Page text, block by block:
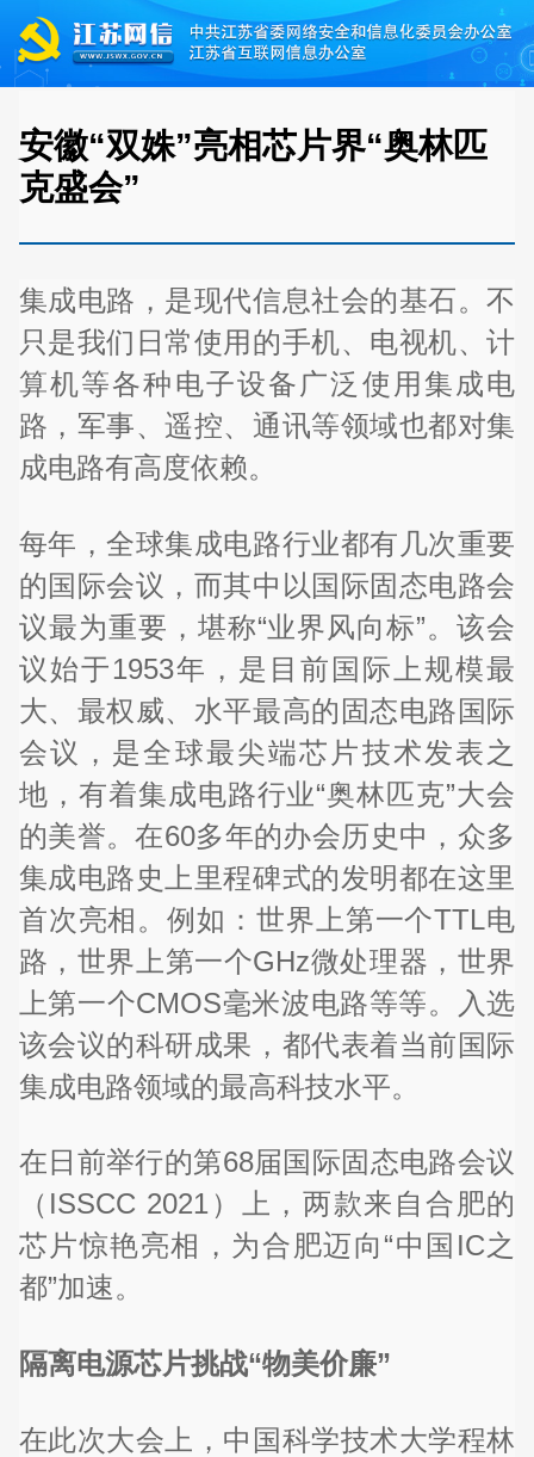
安徽“双姝”亮相芯片界“奥林匹
克盛会”
集成电路，是现代信息社会的基石。不
只是我们日常使用的手机、电视机、计
算机等各种电子设备广泛使用集成电
路，军事、遥控、通讯等领域也都对集
成电路有高度依赖。
每年，全球集成电路行业都有几次重要
的国际会议，而其中以国际固态电路会
议最为重要，堪称“业界风向标”。该会
议始于1953年，是目前国际上规模最
大、最权威、水平最高的固态电路国际
会议，是全球最尖端芯片技术发表之
地，有着集成电路行业“奥林匹克”大会
的美誉。在60多年的办会历史中，众多
集成电路史上里程碑式的发明都在这里
首次亮相。例如：世界上第一个TTL电
路，世界上第一个GHz微处理器，世界
上第一个CMOS毫米波电路等等。入选
该会议的科研成果，都代表着当前国际
集成电路领域的最高科技水平。
在日前举行的第68届国际固态电路会议
（ISSCC 2021）上，两款来自合肥的
芯片惊艳亮相，为合肥迈向“中国IC之
都”加速。
隔离电源芯片挑战“物美价廉”
在此次大会上，中国科学技术大学程林